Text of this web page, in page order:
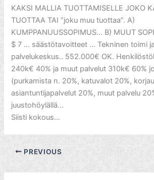
KAKSI MALLIA TUOTTAMISELLE JOKO
TUOTTAA TAI ”joku muu tuottaa”. A)
KUMPPANUUSSOPIMUS… B) MUUT
$ 7 … säästötavoitteet … Tekninen toimi
palvelukeskus.. 552.000€ OK.
240k€ 40% ja muut palvelut 310k€ 60%
(purkamista n. 20%, katuvalot 20%,
asiantuntijapalvelut 20%, muut palvelu
juustohöylällä…
Siisti kokous…
PREVIOUS